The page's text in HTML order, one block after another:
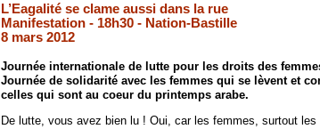
L’Eagalité se clame aussi dans la rue
Manifestation - 18h30 - Nation-Bastille
8 mars 2012
Journée internationale de lutte pour les droits des
Journée de solidarité avec les femmes qui se lèvent et
celles qui sont au coeur du printemps arabe.
De lutte, vous avez bien lu ! Oui, car les femmes, surtout